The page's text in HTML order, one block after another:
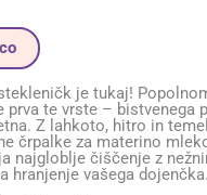
je tukaj!
te vrste – bistvenega
Z lahkoto, hitro in
črpalke za materino
najgloblje čiščenje z
hranjenje vašega dojenčka.